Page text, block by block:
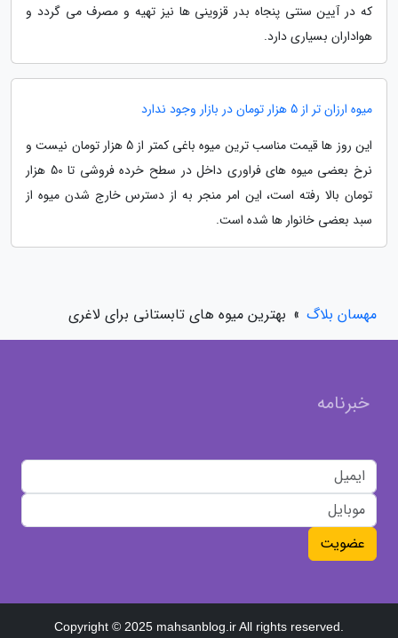
که در آیین سنتی پنجاه بدر قزوینی ها نیز تهیه و مصرف می گردد و
هواداران بسیاری دارد.
میوه ارزان تر از 5 هزار تومان در بازار وجود ندارد
این روز ها قیمت مناسب ترین میوه باغی کمتر از 5 هزار تومان نیست و
نرخ بعضی میوه های فراوری داخل در سطح خرده فروشی تا 50 هزار
تومان بالا رفته است، این امر منجر به از دسترس خارج شدن میوه از
سبد بعضی خانوار ها شده است.
مهسان بلاگ » بهترین میوه های تابستانی برای لاغری
خبرنامه
عضویت
Copyright © 2025 mahsanblog.ir All rights reserved.